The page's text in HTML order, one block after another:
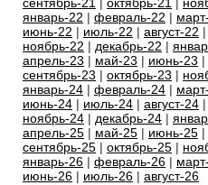
сентябрь-21 | октябрь-21 |
январь-22 | февраль-22 |
июнь-22 | июль-22 | август-22 |
ноябрь-22 | декабрь-22 |
апрель-23 | май-23 | июнь-23 |
сентябрь-23 | октябрь-23 |
январь-24 | февраль-24 |
июнь-24 | июль-24 | август-24 |
ноябрь-24 | декабрь-24 |
апрель-25 | май-25 | июнь-25 |
сентябрь-25 | октябрь-25 |
январь-26 | февраль-26 |
июнь-26 | июль-26 | август-26